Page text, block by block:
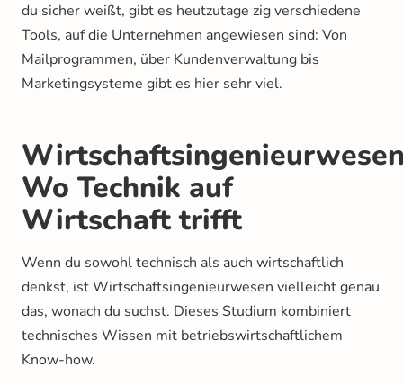
du sicher weißt, gibt es heutzutage zig verschiedene
Tools, auf die Unternehmen angewiesen sind: Von
Mailprogrammen, über Kundenverwaltung bis
Marketingsysteme gibt es hier sehr viel.
Wo Technik auf
Wirtschaft trifft
Wenn du sowohl technisch als auch wirtschaftlich
denkst, ist Wirtschaftsingenieurwesen vielleicht genau
das, wonach du suchst. Dieses Studium kombiniert
technisches Wissen mit betriebswirtschaftlichem
Know-how.